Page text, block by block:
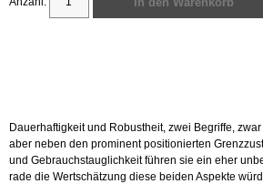
Dau­er­haf­tig­keit und Ro­bust­heit, zwei Be­grif­fe,
aber neben den pro­mi­nent po­si­tio­nier­ten
und Ge­brauchs­taug­lich­keit füh­ren sie ein eher
ra­de die Wert­schät­zung diese bei­den As­pek­te